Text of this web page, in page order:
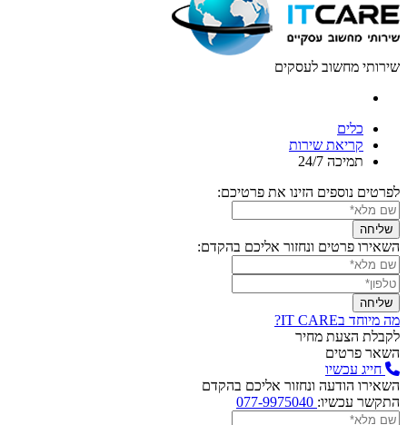
שירותי מחשוב לעסקים
כלים
קריאת שירות
תמיכה 24/7
לפרטים נוספים הזינו את פרטיכם:
השאירו פרטים ונחזור אליכם בהקדם:
מה מיוחד בIT CARE?
לקבלת הצעת מחיר
השאר פרטים
חייג עכשיו
השאירו הודעה ונחזור אליכם בהקדם
התקשר עכשיו: